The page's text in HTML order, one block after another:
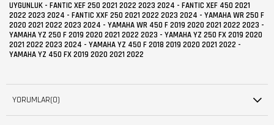
UYGUNLUK - FANTIC XEF 250 2021 2022 2023 2024 - FANTIC XEF 450 2021
2022 2023 2024 - FANTIC XXF 250 2021 2022 2023 2024 - YAMAHA WR 250 F
2020 2021 2022 2023 2024 - YAMAHA WR 450 F 2019 2020 2021 2022 2023 -
YAMAHA YZ 250 F 2019 2020 2021 2022 2023 - YAMAHA YZ 250 FX 2019 2020
2021 2022 2023 2024 - YAMAHA YZ 450 F 2018 2019 2020 2021 2022 -
YAMAHA YZ 450 FX 2019 2020 2021 2022
YORUMLAR(0)